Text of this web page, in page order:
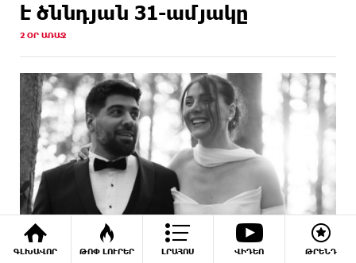
ԳԼԽԱՎՈՐ ԹՈՓ ԼՈՒՐԵՐ ԼՐԱՀՈՍ ՎԻԴԵՈ ԹՐԵՆԴ
է ծննդյան 31-ամյակը
2 ՕՐ ԱՌԱՋ